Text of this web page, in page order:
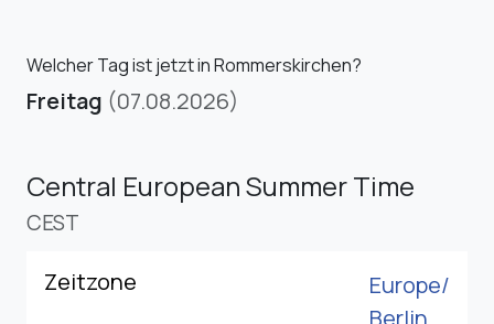
Welcher Tag ist jetzt in Rommerskirchen?
Freitag (07.08.2026)
Central European Summer Time
CEST
Zeitzone
Europe/
Berlin